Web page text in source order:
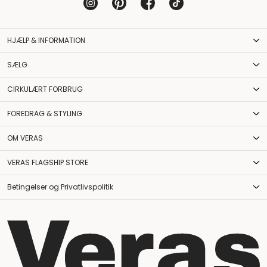
HJÆLP & INFORMATION
SÆLG
CIRKULÆRT FORBRUG
FOREDRAG & STYLING
OM VERAS
VERAS FLAGSHIP STORE
Betingelser og Privatlivspolitik